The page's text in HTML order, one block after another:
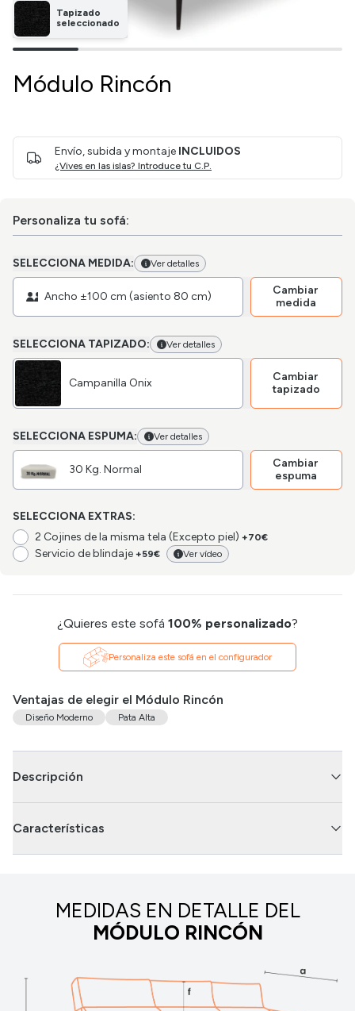
Tapizado
seleccionado
Módulo Rincón
Envío, subida y montaje INCLUIDOS
¿Vives en las islas? Introduce tu C.P.
Personaliza tu sofá:
SELECCIONA MEDIDA: Ver detalles
Ancho ±100 cm (asiento 80 cm)
Cambiar
medida
SELECCIONA TAPIZADO: Ver detalles
Campanilla Onix
Cambiar
tapizado
SELECCIONA ESPUMA: Ver detalles
30 Kg. Normal
Cambiar
espuma
SELECCIONA EXTRAS:
2 Cojines de la misma tela (Excepto piel) +70€
Servicio de blindaje +59€ Ver vídeo
¿Quieres este sofá 100% personalizado?
Personaliza este sofá en el configurador
Ventajas de elegir el Módulo Rincón
Diseño Moderno Pata Alta
Descripción
Características
MEDIDAS EN DETALLE DEL
MÓDULO RINCÓN